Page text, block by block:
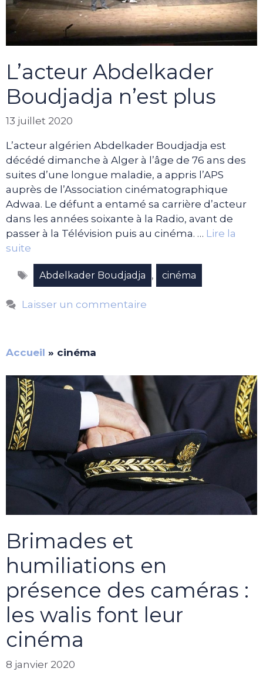
L’acteur Abdelkader
Boudjadja n’est plus
13 juillet 2020
L’acteur algérien Abdelkader Boudjadja est
décédé dimanche à Alger à l’âge de 76 ans des
suites d’une longue maladie, a appris l’APS
auprès de l’Association cinématographique
Adwaa. Le défunt a entamé sa carrière d’acteur
dans les années soixante à la Radio, avant de
passer à la Télévision puis au cinéma. … Lire la
suite
Étiquettes
Abdelkader Boudjadja , cinéma
Laisser un commentaire
Accueil » cinéma
Brimades et
humiliations en
présence des caméras :
les walis font leur
cinéma
8 janvier 2020